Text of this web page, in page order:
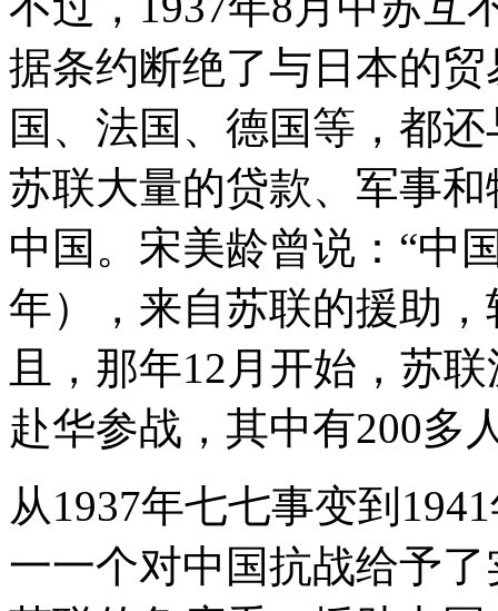
据条约断绝了与日本的
国、法国、德国等，都
苏联大量的贷款、军事
中国。宋美龄曾说：“中
年），来自苏联的援助
且，那年12月开始，苏
赴华参战，其中有200多
从1937年七七事变到
一一个对中国抗战给予